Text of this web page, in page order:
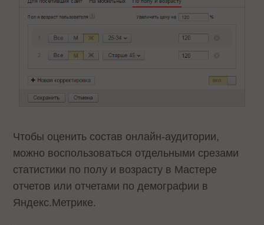
Чтобы оценить состав онлайн-аудитории,
можно воспользоваться отдельными срезами
статистики по полу и возрасту в Мастере
отчетов или отчетами по демографии в
Яндекс.Метрике.